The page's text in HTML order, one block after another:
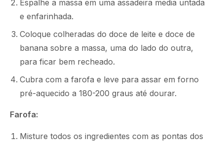
Espalhe a massa em uma assadeira media untada
e enfarinhada.
Coloque colheradas do doce de leite e doce de
banana sobre a massa, uma do lado do outra,
para ficar bem recheado.
Cubra com a farofa e leve para assar em forno
pré-aquecido a 180-200 graus até dourar.
Farofa:
Misture todos os ingredientes com as pontas dos